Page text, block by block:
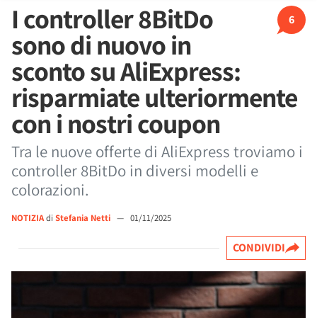
6
I controller 8BitDo
sono di nuovo in
sconto su AliExpress:
risparmiate ulteriormente
con i nostri coupon
Tra le nuove offerte di AliExpress troviamo i
controller 8BitDo in diversi modelli e
colorazioni.
NOTIZIAdi Stefania Netti — 01/11/2025
CONDIVIDI